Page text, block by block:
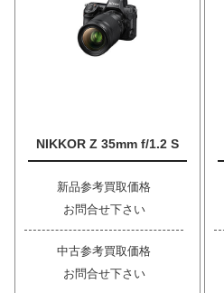
NIKKOR Z 35mm f/1.2 S
新品参考買取価格
お問合せ下さい
中古参考買取価格
お問合せ下さい